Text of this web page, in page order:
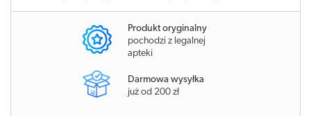
Produkt oryginalny
pochodzi z legalnej
apteki
Darmowa wysyłka
już od 200 zł